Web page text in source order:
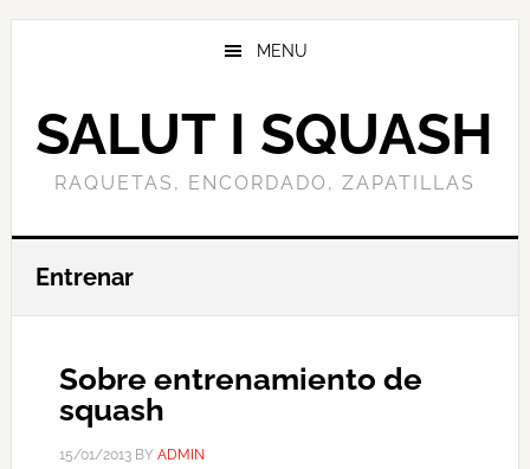
Skip
MENU
SALUT I SQUASH
RAQUETAS, ENCORDADO, ZAPATILLAS
Entrenar
Sobre entrenamiento de
squash
15/01/2013BY ADMIN